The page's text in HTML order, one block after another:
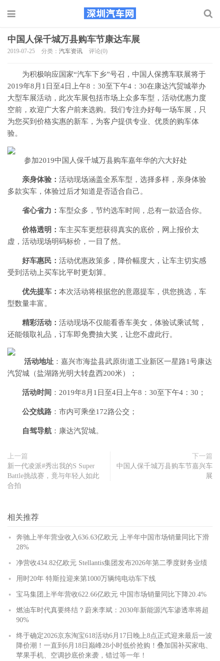
中国人保千城万县购车节康达车展
2019-07-25 分类： 汽车资讯 评论(0)
为积极响应国家“汽车下乡”号召，中国人保携车联展将于
2019年8月1日至4日上午8：30至下午4：30在康达汽贸城举办
大型车展活动，此次车展包括市场上众多车型，活动优惠力度
空前，欢迎广大客户前来选购。我们专注办好每一场车展，只
为您买到价格实惠的新车，为客户提供专业、优质的购车体
验。​ ​
​ 参加2019中国人保千城万县购车嘉年华的六大好处
亲身体验： 活动现场涵盖全系车型，选择多样，亲身体验
多款实车，体验过后才知道是否适合自己。
省心省力： 车型众多，节约选车时间，总有一款适合你。
价格透明： 车主买车更想获得真实的底价，网上报价太
虚，活动现场明码标价，一目了然。
好车惠民： 活动优惠政策多，降价幅度大，让车主切实感
受到活动上买车比平时更划算。
优先提车： 本次活动将根据您的意愿提车，供您挑选，车
型数量丰富。
精彩活动： 活动现场不仅能看香车美女，体验试乘试驾，
还能领取礼品，订车即免费抽大奖，让您不虚此行。​
活动地址 ：嘉兴市海盐县武原街道工业新区一星路1号康达
汽贸城（盐湖路光明大转盘西200米）；
活动时间 ：2019年8月1日至4日上午8：30至下午4：30；
公交线路 ：市内可乘坐172路公交；
自驾导航 ：康达汽贸城。
上一篇
新一代凌派#秀出我的S Super
Battle挑战赛，竟与年轻人如此
合拍
下一篇
中国人保千城万县购车节嘉兴车
展
相关推荐
奔驰上半年营业收入636.63亿欧元 上半年中国市场销量同比下滑
28%
净营收434.82亿欧元 Stellantis集团发布2026年第二季度财务业绩
用时20年 特斯拉迎来第1000万辆纯电动车下线
宝马集团上半年营收622.66亿欧元 中国市场销量同比下降20.4%
燃油车时代真要终结？蔚来李斌：2030年新能源汽车渗透率将超
90%
终于确定2026京东淘宝618活动6月17日晚上8点正式迎来最后一波
降价潮！一直到6月18日巅峰28小时低价抢购！叠加国补买家电、
苹果手机、空调抄底价来袭，错过等一年！